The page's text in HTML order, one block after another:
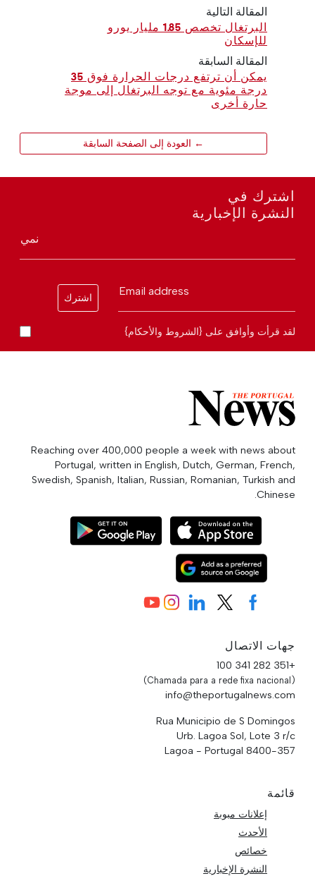
المقالة التالية
البرتغال تخصص 1.85 مليار يورو
للإسكان
المقالة السابقة
يمكن أن ترتفع درجات الحرارة فوق 35
درجة مئوية مع توجه البرتغال إلى موجة
حارة أخرى
← العودة إلى الصفحة السابقة
اشترك في
النشرة الإخبارية
نمي
Email address
اشترك
لقد قرأت وأوافق على {الشروط والأحكام}
Reaching over 400,000 people a week with news about
Portugal, written in English, Dutch, German, French,
Swedish, Spanish, Italian, Russian, Romanian, Turkish and
Chinese.
جهات الاتصال
+351 282 341 100
(Chamada para a rede fixa nacional)
info@theportugalnews.com
Rua Municipio de S Domingos
Urb. Lagoa Sol, Lote 3 r/c
8400-357 Lagoa - Portugal
قائمة
إعلانات مبوبة
الأحدث
خصائص
النشرة الإخبارية